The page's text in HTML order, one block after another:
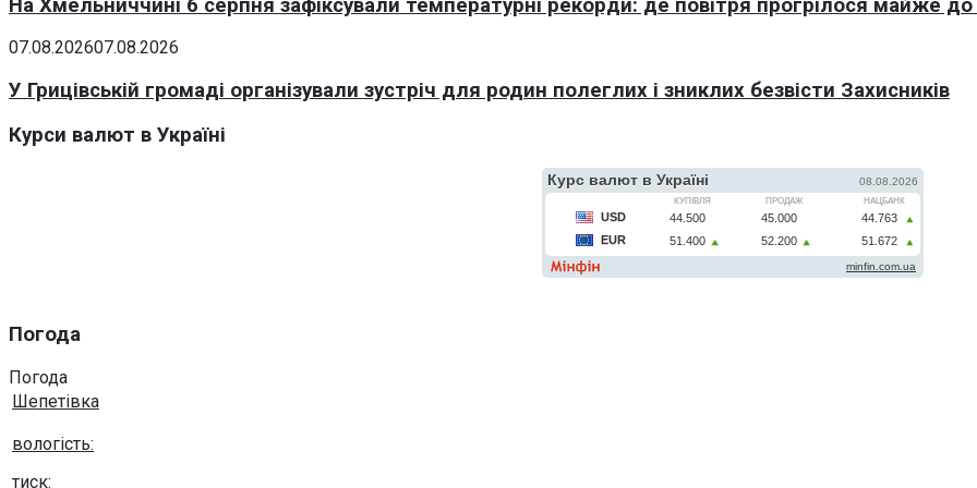
На Хмельниччині 6 серпня зафіксували температурні рекорди: де повітря прогрілося майже до
07.08.202607.08.2026
У Грицівській громаді організували зустріч для родин полеглих і зниклих безвісти Захисників
Курси валют в Україні
Погода
Погода
Шепетівка
вологість:
тиск: